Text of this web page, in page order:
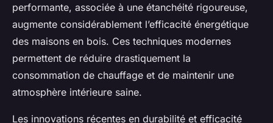
performante, associée à une étanchéité rigoureuse,
augmente considérablement l’efficacité énergétique
des maisons en bois. Ces techniques modernes
permettent de réduire drastiquement la
consommation de chauffage et de maintenir une
atmosphère intérieure saine.
Les innovations récentes en durabilité et efficacité